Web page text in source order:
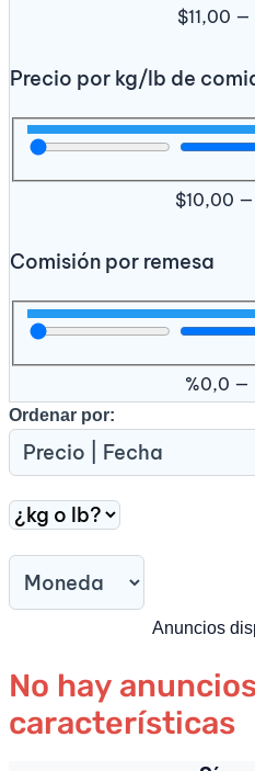
$11,00 —
Precio por kg/lb de
$10,00 —
Comisión por remesa
%0,0 —
Ordenar por:
Anuncios
No hay
características